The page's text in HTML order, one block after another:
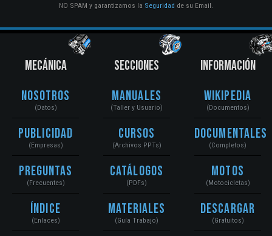
NO SPAM y garantizamos la Seguridad de su Email.
MECÁNICA
Nosotros
(Datos)
Publicidad
(Empresas)
Preguntas
(Frecuentes)
Índice
(Enlaces)
SECCIONES
Manuales
(Taller y Usuario)
Cursos
(Archivos PPTs)
Catálogos
(PDFs)
Materiales
(Guía Trabajo)
INFORMACIÓN
Wikipedia
(Documentos)
Documentales
(Completos)
Motos
(Motocicletas)
Descargar
(Gratuitos)